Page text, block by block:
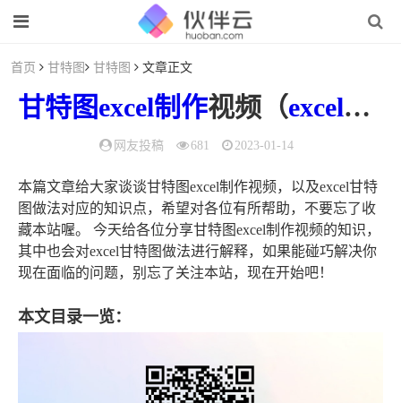
首页 甘特图 甘特图 文章正文
甘特图excel制作视频（excel甘特图
网友投稿 681 2023-01-14
本篇文章给大家谈谈甘特图excel制作视频，以及excel甘特
图做法对应的知识点，希望对各位有所帮助，不要忘了收
藏本站喔。 今天给各位分享甘特图excel制作视频的知识，
其中也会对excel甘特图做法进行解释，如果能碰巧解决你
现在面临的问题，别忘了关注本站，现在开始吧！
本文目录一览：